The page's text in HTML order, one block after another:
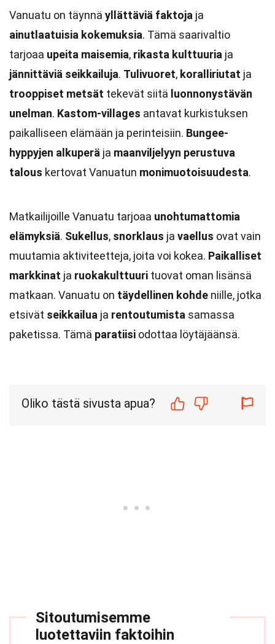
Vanuatu on täynnä yllättäviä faktoja ja
ainutlaatuisia kokemuksia. Tämä saarivaltio
tarjoaa upeita maisemia, rikasta kulttuuria ja
jännittäviä seikkailuja. Tulivuoret, koralliriutat ja
trooppiset metsät tekevät siitä luonnonystävän
unelman. Kastom-villages antavat kurkistuksen
paikalliseen elämään ja perinteisiin. Bungee-
hyppyjen alkuperä ja maanviljelyyn perustuva
talous kertovat Vanuatun monimuotoisuudesta.
Matkailijoille Vanuatu tarjoaa unohtumattomia
elämyksiä. Sukellus, snorklaus ja vaellus ovat vain
muutamia aktiviteetteja, joita voi kokea. Paikalliset
markkinat ja ruokakulttuuri tuovat oman lisänsä
matkaan. Vanuatu on täydellinen kohde niille, jotka
etsivät seikkailua ja rentoutumista samassa
paketissa. Tämä paratiisi odottaa löytäjäänsä.
Oliko tästä sivusta apua?
Sitoutumisemme
luotettaviin faktoihin